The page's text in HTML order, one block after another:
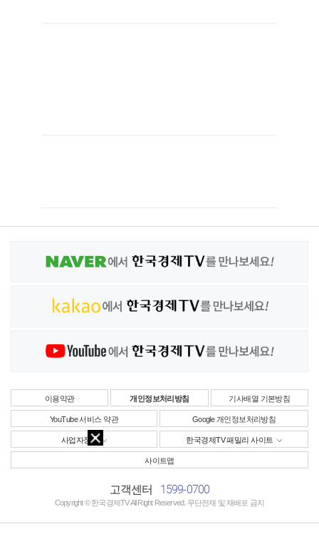
이용약관 개인정보처리방침 기사배열 기본방침
YouTube 서비스 약관 Google 개인정보처리방침
사업자정보 한국경제TV 패밀리 사이트
사이트맵
고객센터 1599-0700
Copyright © 한국경제TV All Right Reserved. 무단전재 및 재배포 금지